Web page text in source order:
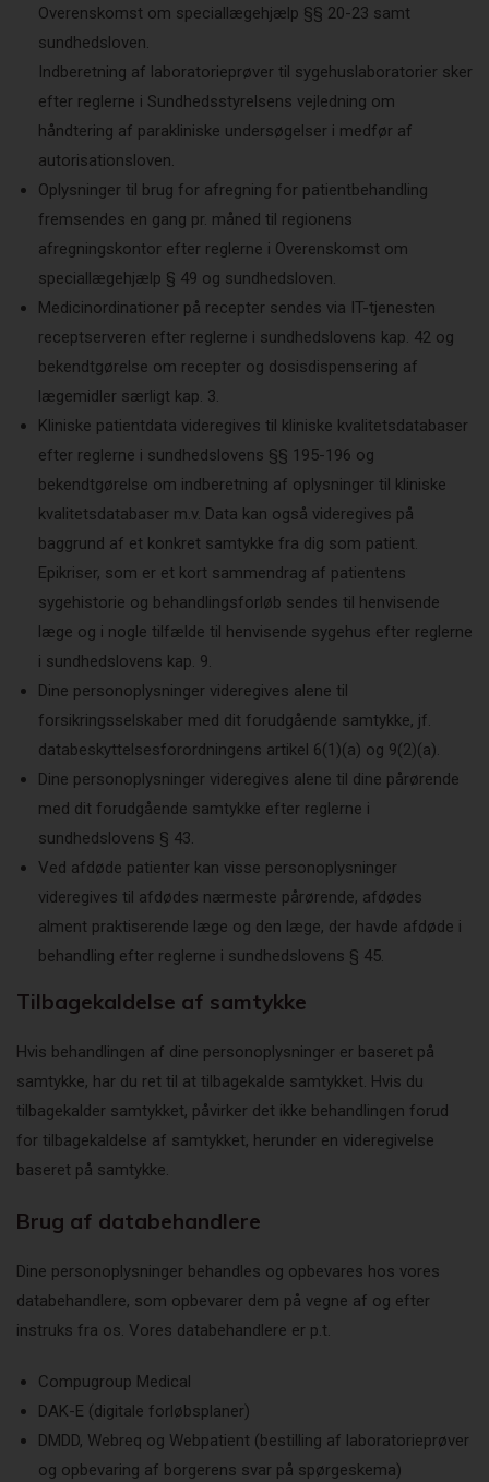
Overenskomst om speciallægehjælp §§ 20-23 samt
sundhedsloven.
Indberetning af laboratorieprøver til sygehuslaboratorier sker
efter reglerne i Sundhedsstyrelsens vejledning om
håndtering af parakliniske undersøgelser i medfør af
autorisationsloven.
Oplysninger til brug for afregning for patientbehandling
fremsendes en gang pr. måned til regionens
afregningskontor efter reglerne i Overenskomst om
speciallægehjælp § 49 og sundhedsloven.
Medicinordinationer på recepter sendes via IT-tjenesten
receptserveren efter reglerne i sundhedslovens kap. 42 og
bekendtgørelse om recepter og dosisdispensering af
lægemidler særligt kap. 3.
Kliniske patientdata videregives til kliniske kvalitetsdatabaser
efter reglerne i sundhedslovens §§ 195-196 og
bekendtgørelse om indberetning af oplysninger til kliniske
kvalitetsdatabaser m.v. Data kan også videregives på
baggrund af et konkret samtykke fra dig som patient.
Epikriser, som er et kort sammendrag af patientens
sygehistorie og behandlingsforløb sendes til henvisende
læge og i nogle tilfælde til henvisende sygehus efter reglerne
i sundhedslovens kap. 9.
Dine personoplysninger videregives alene til
forsikringsselskaber med dit forudgående samtykke, jf.
databeskyttelsesforordningens artikel 6(1)(a) og 9(2)(a).
Dine personoplysninger videregives alene til dine pårørende
med dit forudgående samtykke efter reglerne i
sundhedslovens § 43.
Ved afdøde patienter kan visse personoplysninger
videregives til afdødes nærmeste pårørende, afdødes
alment praktiserende læge og den læge, der havde afdøde i
behandling efter reglerne i sundhedslovens § 45.
Tilbagekaldelse af samtykke
Hvis behandlingen af dine personoplysninger er baseret på
samtykke, har du ret til at tilbagekalde samtykket. Hvis du
tilbagekalder samtykket, påvirker det ikke behandlingen forud
for tilbagekaldelse af samtykket, herunder en videregivelse
baseret på samtykke.
Brug af databehandlere
Dine personoplysninger behandles og opbevares hos vores
databehandlere, som opbevarer dem på vegne af og efter
instruks fra os. Vores databehandlere er p.t.
Compugroup Medical
DAK-E (digitale forløbsplaner)
DMDD, Webreq og Webpatient (bestilling af laboratorieprøver
og opbevaring af borgerens svar på spørgeskema)